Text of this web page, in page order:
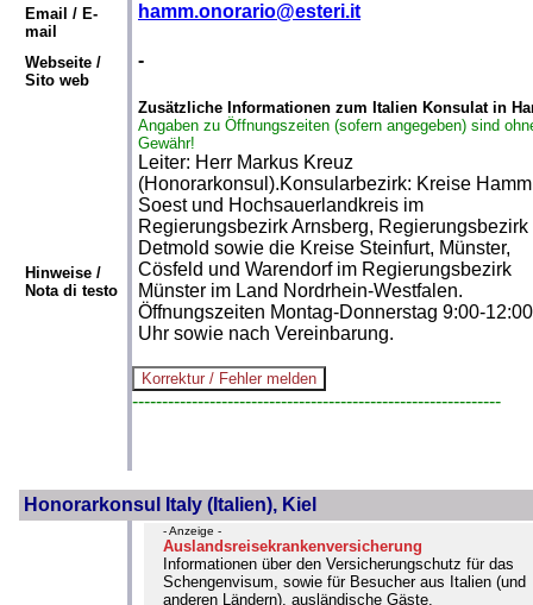
Email / E-
mail
hamm.onorario@esteri.it
Webseite /
Sito web
-
Hinweise /
Nota di testo
Zusätzliche Informationen zum Italien Konsulat in
Angaben zu Öffnungszeiten (sofern angegeben) sind
Gewähr!
Leiter: Herr Markus Kreuz
(Honorarkonsul).Konsularbezirk: Kreise
Soest und Hochsauerlandkreis im
Regierungsbezirk Arnsberg, Regierungsbezirk
Detmold sowie die Kreise Steinfurt, Münster,
Cösfeld und Warendorf im Regierungsbezirk
Münster im Land Nordrhein-Westfalen.
Öffnungszeiten Montag-Donnerstag 9:00-12:00
Uhr sowie nach Vereinbarung.
--------------------------------------------------------------
Honorarkonsul Italy (Italien), Kiel
- Anzeige -
Auslandsreisekrankenversicherung
Informationen über den Versicherungschutz für das
Schengenvisum, sowie für Besucher aus Italien (und
anderen Ländern), ausländische Gäste,